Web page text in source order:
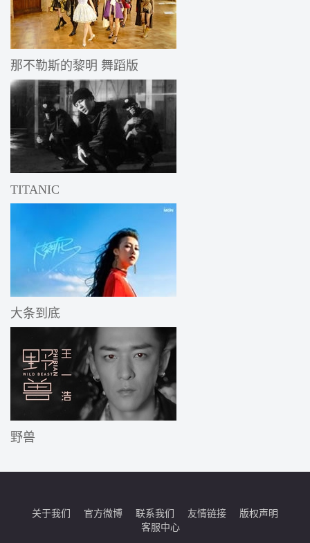
那不勒斯的黎明 舞蹈版
TITANIC
大条到底
野兽
关于我们 官方微博 联系我们 友情链接
版权声明
客服中心